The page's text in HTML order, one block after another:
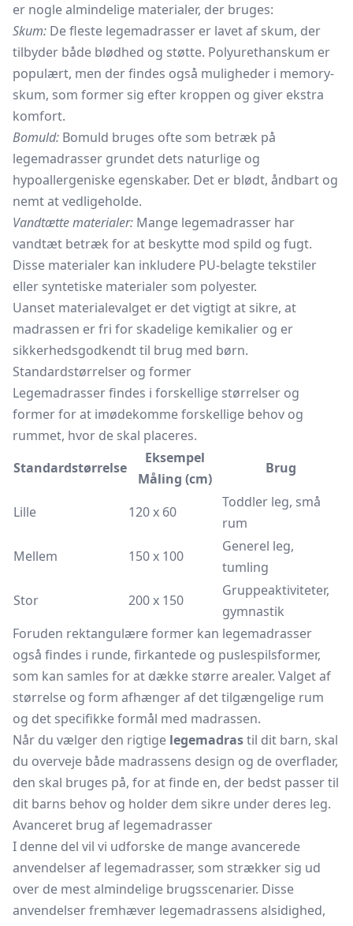
er nogle almindelige materialer, der bruges:
Skum: De fleste legemadrasser er lavet af skum, der
tilbyder både blødhed og støtte. Polyurethanskum er
populært, men der findes også muligheder i memory-
skum, som former sig efter kroppen og giver ekstra
komfort.
Bomuld: Bomuld bruges ofte som betræk på
legemadrasser grundet dets naturlige og
hypoallergeniske egenskaber. Det er blødt, åndbart og
nemt at vedligeholde.
Vandtætte materialer: Mange legemadrasser har
vandtæt betræk for at beskytte mod spild og fugt.
Disse materialer kan inkludere PU-belagte tekstiler
eller syntetiske materialer som polyester.
Uanset materialevalget er det vigtigt at sikre, at
madrassen er fri for skadelige kemikalier og er
sikkerhedsgodkendt til brug med børn.
Standardstørrelser og former
Legemadrasser findes i forskellige størrelser og
former for at imødekomme forskellige behov og
rummet, hvor de skal placeres.
Standardstørrelse
Eksempel
Måling (cm)
Brug
Lille 120 x 60
Toddler leg, små
rum
Mellem
150 x 100
Generel leg,
tumling
Stor
200 x 150
Gruppeaktiviteter,
gymnastik
Foruden rektangulære former kan legemadrasser
også findes i runde, firkantede og puslespilsformer,
som kan samles for at dække større arealer. Valget af
størrelse og form afhænger af det tilgængelige rum
og det specifikke formål med madrassen.
Når du vælger den rigtige legemadrastil dit barn, skal
du overveje både madrassens design og de overflader,
den skal bruges på, for at finde en, der bedst passer til
dit barns behov og holder dem sikre under deres leg.
Avanceret brug af legemadrasser
I denne del vil vi udforske de mange avancerede
anvendelser af legemadrasser, som strækker sig ud
over de mest almindelige brugsscenarier. Disse
anvendelser fremhæver legemadrassens alsidighed,